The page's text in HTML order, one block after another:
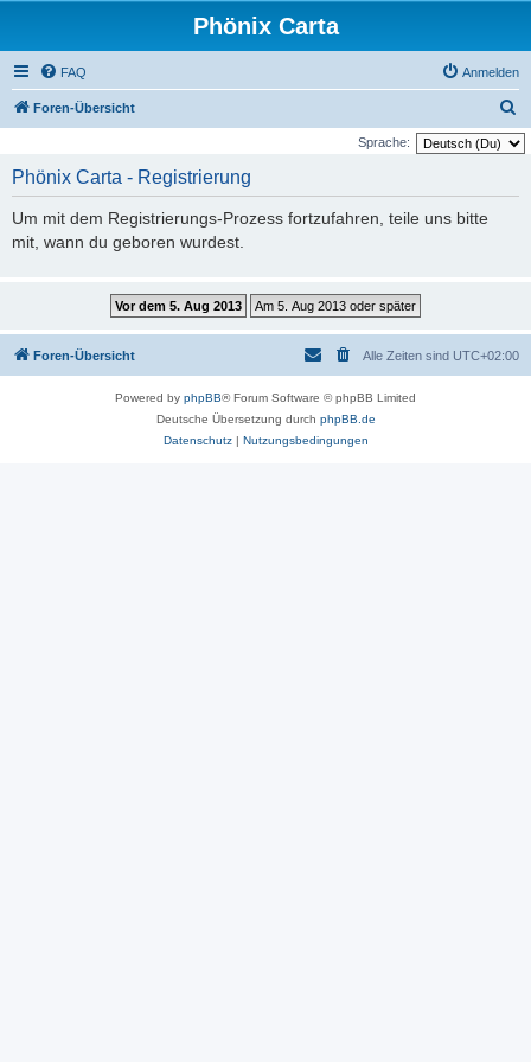
Phönix Carta
FAQ Anmelden
Foren-Übersicht
u
Sprache:
Phönix Carta - Registrierung
Um mit dem Registrierungs-Prozess fortzufahren, teile uns bitte
mit, wann du geboren wurdest.
Foren-Übersicht Alle Zeiten sind UTC+02:00
Powered by phpBB® Forum Software © phpBB Limited
Deutsche Übersetzung durch phpBB.de
Datenschutz| Nutzungsbedingungen